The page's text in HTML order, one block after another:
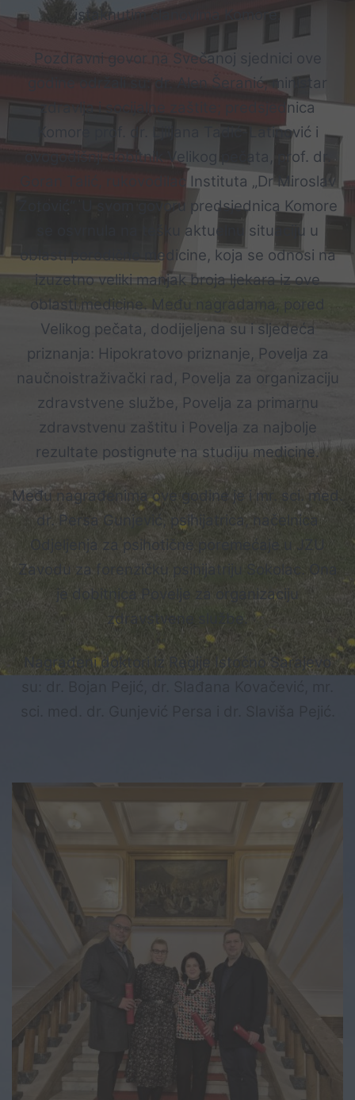
istaknutim članovima Komore.
​Pozdravni govor na Svečanoj sjednici ove
godine održali su: dr. Alen Šeranić, ministar
zdravlja i socijalne zaštite; predsjednica
Komore prof. dr. Ljiljana Tadić-Latinović i
ovogodišnji dobitnik Velikog pečata, prof. dr.
Goran Talić, rukovodilac Instituta „Dr Miroslav
Zotović“. U svom govoru predsjednica Komore
se osvrnula na tešku aktuelnu situaciju u
oblasti porodične medicine, koja se odnosi na
izuzetno veliki manjak broja ljekara iz ove
oblasti medicine. Među nagradama, pored
Velikog pečata, dodijeljena su i sljedeća
priznanja: Hipokratovo priznanje, Povelja za
naučnoistraživački rad, Povelja za organizaciju
zdravstvene službe, Povelja za primarnu
zdravstvenu zaštitu i Povelja za najbolje
rezultate postignute na studiju medicine.
​Među nagrađenima ove godine je i mr. sci. med.
dr. Persa Gunjević, psihijatrica, načelnica
Odjeljenja za psihotične poremećaje u JZU
Zavodu za forenzičku psihijatriju Sokolac. Ona
je dobitnica Povelje za organizaciju
zdravstvene službe.
​Nagrađeni doktori iz Regije Istočno Sarajevo